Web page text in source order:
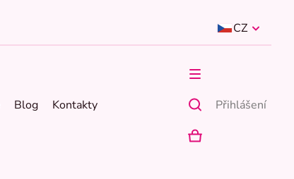
CZ
Blog Kontakty Přihlášení
NÁKUPNÍ